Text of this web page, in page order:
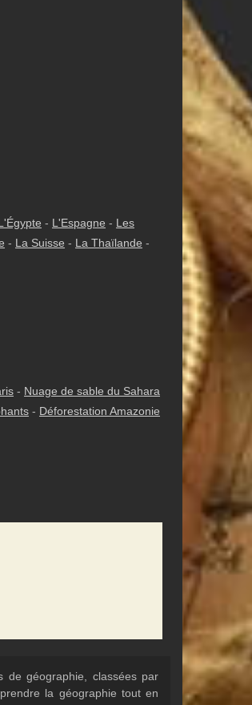
- L'Espagne - Les
- La Suisse - La Thaïlande -
- Nuage de sable du Sahara
- Déforestation Amazonie
géographie, classées par
la géographie tout en